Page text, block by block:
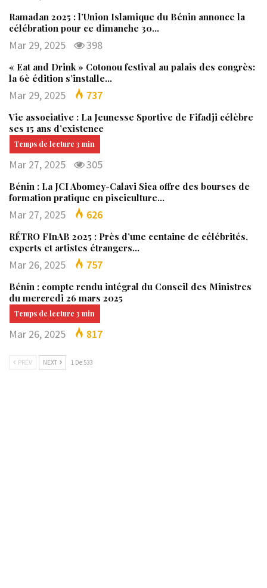
Ramadan 2025 : l’Union Islamique du Bénin annonce la
célébration pour ce dimanche 30…
Mar 29, 2025 398
« Eat and Drink » Cotonou festival au palais des congrès:
la 6è édition s’installe…
Mar 29, 2025 737
Vie associative : La Jeunesse Sportive de Fifadji célèbre
ses 15 ans d’existence
Mar 27, 2025 305
Bénin : La JCI Abomey-Calavi Sica offre des bourses de
formation pratique en pisciculture…
Mar 27, 2025 626
RÉTRO FInAB 2025 : Près d’une centaine de célébrités,
experts et artistes étrangers…
Mar 26, 2025 757
Bénin : compte rendu intégral du Conseil des Ministres
du mercredi 26 mars 2025
Mar 26, 2025 817
PREV NEXT 1 De 533